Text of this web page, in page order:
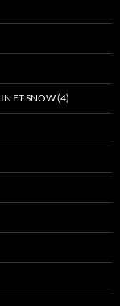
ET SNOW (4)